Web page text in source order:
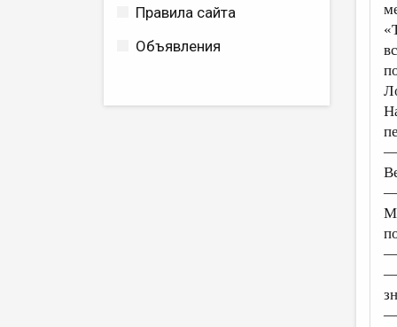
Правила сайта
Объявления
—
—
—
—
—